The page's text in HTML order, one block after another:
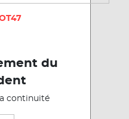
du
continuité